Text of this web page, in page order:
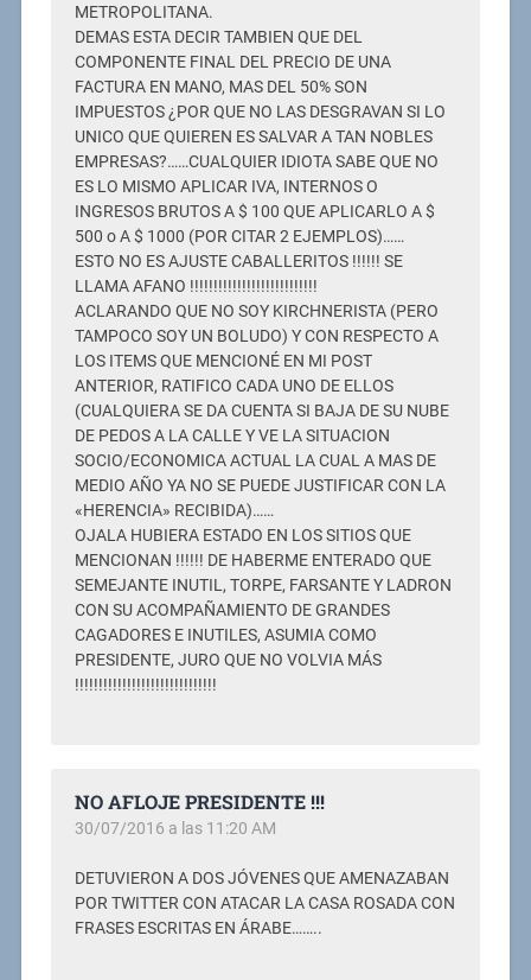
METROPOLITANA.
DEMAS ESTA DECIR TAMBIEN QUE DEL
COMPONENTE FINAL DEL PRECIO DE UNA
FACTURA EN MANO, MAS DEL 50% SON
IMPUESTOS ¿POR QUE NO LAS DESGRAVAN SI LO
UNICO QUE QUIEREN ES SALVAR A TAN NOBLES
EMPRESAS?……CUALQUIER IDIOTA SABE QUE NO
ES LO MISMO APLICAR IVA, INTERNOS O
INGRESOS BRUTOS A $ 100 QUE APLICARLO A $
500 o A $ 1000 (POR CITAR 2 EJEMPLOS)……
ESTO NO ES AJUSTE CABALLERITOS !!!!!! SE
LLAMA AFANO !!!!!!!!!!!!!!!!!!!!!!!!!!!
ACLARANDO QUE NO SOY KIRCHNERISTA (PERO
TAMPOCO SOY UN BOLUDO) Y CON RESPECTO A
LOS ITEMS QUE MENCIONÉ EN MI POST
ANTERIOR, RATIFICO CADA UNO DE ELLOS
(CUALQUIERA SE DA CUENTA SI BAJA DE SU NUBE
DE PEDOS A LA CALLE Y VE LA SITUACION
SOCIO/ECONOMICA ACTUAL LA CUAL A MAS DE
MEDIO AÑO YA NO SE PUEDE JUSTIFICAR CON LA
«HERENCIA» RECIBIDA)……
OJALA HUBIERA ESTADO EN LOS SITIOS QUE
MENCIONAN !!!!!! DE HABERME ENTERADO QUE
SEMEJANTE INUTIL, TORPE, FARSANTE Y LADRON
CON SU ACOMPAÑAMIENTO DE GRANDES
CAGADORES E INUTILES, ASUMIA COMO
PRESIDENTE, JURO QUE NO VOLVIA MÁS
!!!!!!!!!!!!!!!!!!!!!!!!!!!!!!
NO AFLOJE PRESIDENTE !!!
30/07/2016 a las 11:20 AM
DETUVIERON A DOS JÓVENES QUE AMENAZABAN
POR TWITTER CON ATACAR LA CASA ROSADA CON
FRASES ESCRITAS EN ÁRABE……..